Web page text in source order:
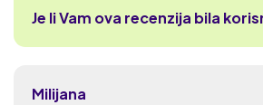
Je li Vam ova recenzija bila
Milijana